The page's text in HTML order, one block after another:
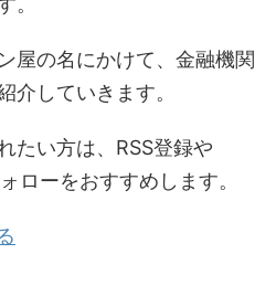
屋の名にかけて、金融機関
介していきます。
たい方は、RSS登録や
ローをおすすめします。